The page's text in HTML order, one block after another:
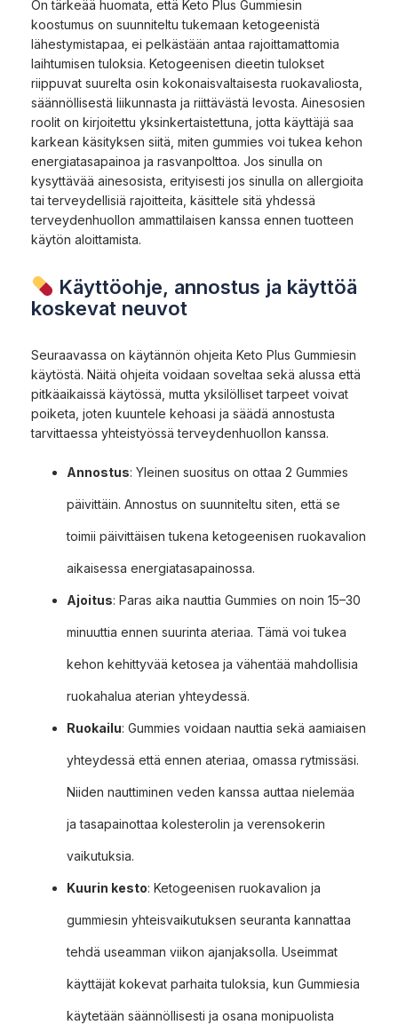
On tärkeää huomata, että Keto Plus Gummiesin
koostumus on suunniteltu tukemaan ketogeenistä
lähestymistapaa, ei pelkästään antaa rajoittamattomia
laihtumisen tuloksia. Ketogeenisen dieetin tulokset
riippuvat suurelta osin kokonaisvaltaisesta ruokavaliosta,
säännöllisestä liikunnasta ja riittävästä levosta. Ainesosien
roolit on kirjoitettu yksinkertaistettuna, jotta käyttäjä saa
karkean käsityksen siitä, miten gummies voi tukea kehon
energiatasapainoa ja rasvanpolttoa. Jos sinulla on
kysyttävää ainesosista, erityisesti jos sinulla on allergioita
tai terveydellisiä rajoitteita, käsittele sitä yhdessä
terveydenhuollon ammattilaisen kanssa ennen tuotteen
käytön aloittamista.
Käyttöohje, annostus ja käyttöä
koskevat neuvot
Seuraavassa on käytännön ohjeita Keto Plus Gummiesin
käytöstä. Näitä ohjeita voidaan soveltaa sekä alussa että
pitkäaikaissä käytössä, mutta yksilölliset tarpeet voivat
poiketa, joten kuuntele kehoasi ja säädä annostusta
tarvittaessa yhteistyössä terveydenhuollon kanssa.
Annostus: Yleinen suositus on ottaa 2 Gummies
päivittäin. Annostus on suunniteltu siten, että se
toimii päivittäisen tukena ketogeenisen ruokavalion
aikaisessa energiatasapainossa.
Ajoitus: Paras aika nauttia Gummies on noin 15–30
minuuttia ennen suurinta ateriaa. Tämä voi tukea
kehon kehittyvää ketosea ja vähentää mahdollisia
ruokahalua aterian yhteydessä.
Ruokailu: Gummies voidaan nauttia sekä aamiaisen
yhteydessä että ennen ateriaa, omassa rytmissäsi.
Niiden nauttiminen veden kanssa auttaa nielemäa
ja tasapainottaa kolesterolin ja verensokerin
vaikutuksia.
Kuurin kesto: Ketogeenisen ruokavalion ja
gummiesin yhteisvaikutuksen seuranta kannattaa
tehdä useamman viikon ajanjaksolla. Useimmat
käyttäjät kokevat parhaita tuloksia, kun Gummiesia
käytetään säännöllisesti ja osana monipuolista